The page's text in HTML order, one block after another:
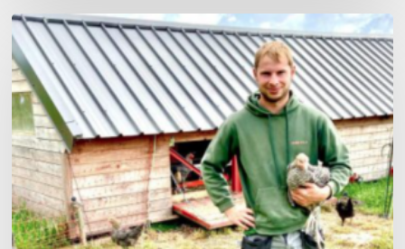
Julian
Kinard,
La
Poule
Qui
Roule
:
un
élevage
bio